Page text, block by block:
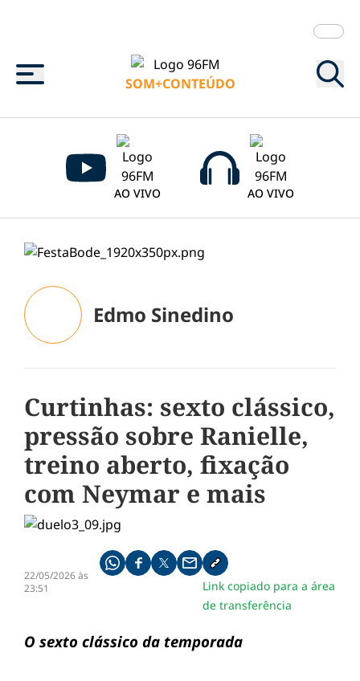
Menu
SOM+CONTEÚDO
AO VIVO AO VIVO
Edmo Sinedino
Curtinhas: sexto clássico,
pressão sobre Ranielle,
treino aberto, fixação
com Neymar e mais
22/05/2026 às
23:51
Compartilhe pelo whatsapp
Compartilhar no facebook
Compartilhar no twitter
Compartilhe pelo email
Copiar link da notícia
Link copiado para a área
de transferência
O sexto clássico da temporada